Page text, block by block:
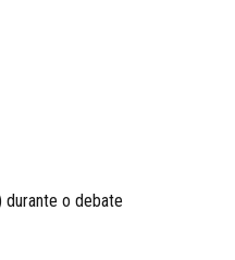
durante o debate